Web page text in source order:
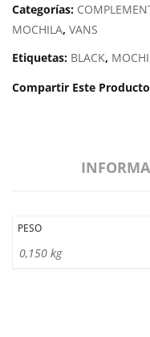
Categorías:
MOCHILA, VANS
Etiquetas: BLACK,
Compartir Este Producto
PESO
0,150 kg